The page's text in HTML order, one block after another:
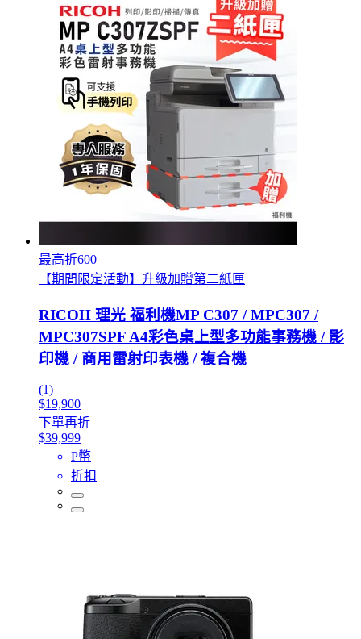
最高折600
【期間限定活動】升級加贈第二紙匣
RICOH 理光 福利機MP C307 / MPC307 /
MPC307SPF A4彩色桌上型多功能事務機 / 影
印機 / 商用雷射印表機 / 複合機
(1)
$19,900
下單再折
$39,999
P幣
折扣